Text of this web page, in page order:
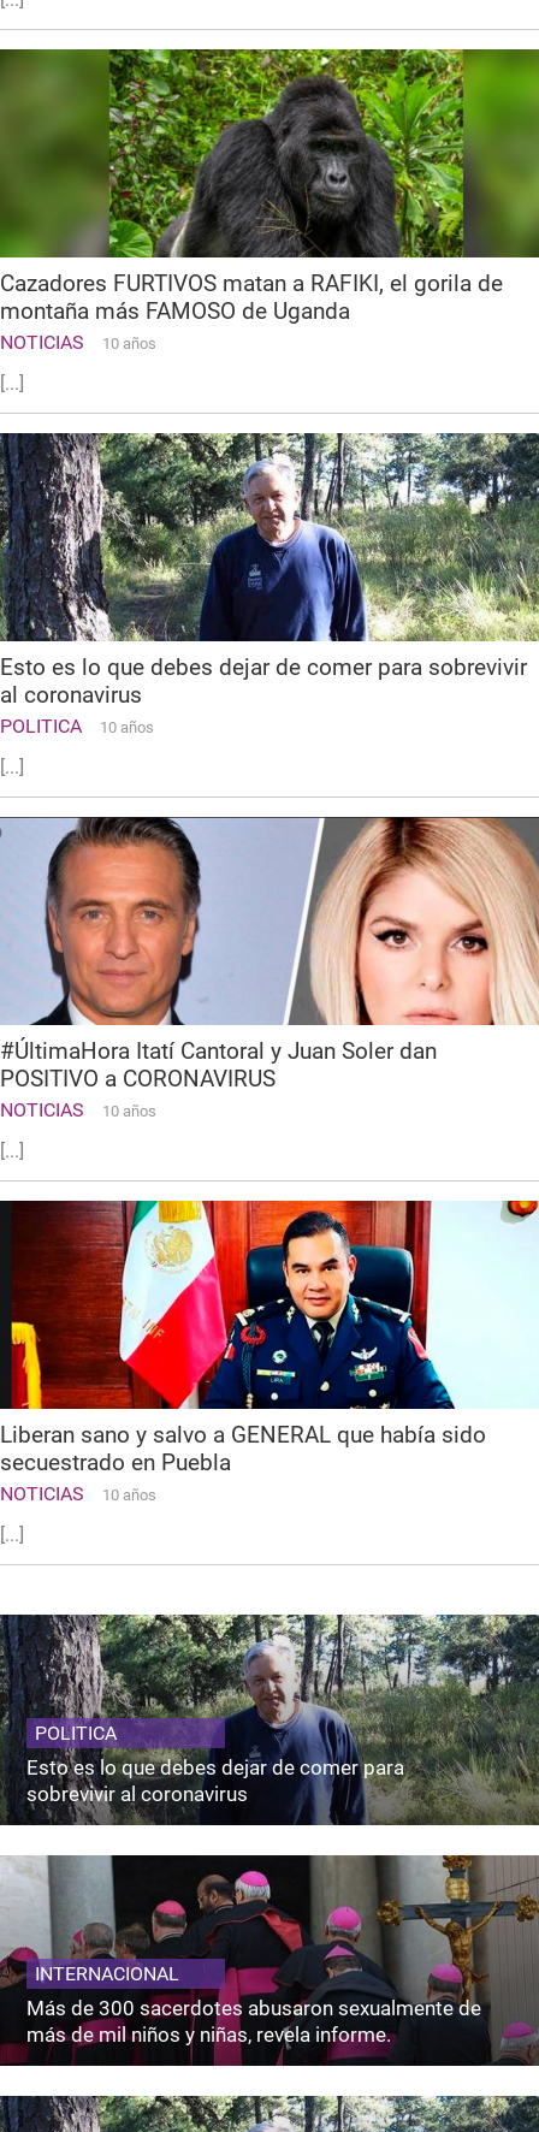
Cazadores FURTIVOS matan a RAFIKI, el gorila de
montaña más FAMOSO de Uganda
NOTICIAS 10 años
[...]
Esto es lo que debes dejar de comer para sobrevivir
al coronavirus
POLITICA 10 años
[...]
#ÚltimaHora Itatí Cantoral y Juan Soler dan
POSITIVO a CORONAVIRUS
NOTICIAS 10 años
[...]
Liberan sano y salvo a GENERAL que había sido
secuestrado en Puebla
NOTICIAS 10 años
[...]
POLITICA
Esto es lo que debes dejar de comer para
sobrevivir al coronavirus
INTERNACIONAL
Más de 300 sacerdotes abusaron sexualmente de
más de mil niños y niñas, revela informe.